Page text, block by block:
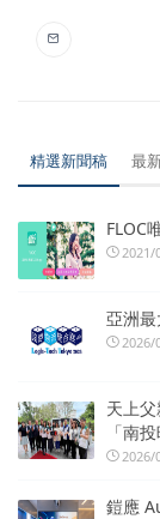
精選新聞稿 最
FLOC
2021/
亞洲
2026/
天上
「南
2026/
鎧應